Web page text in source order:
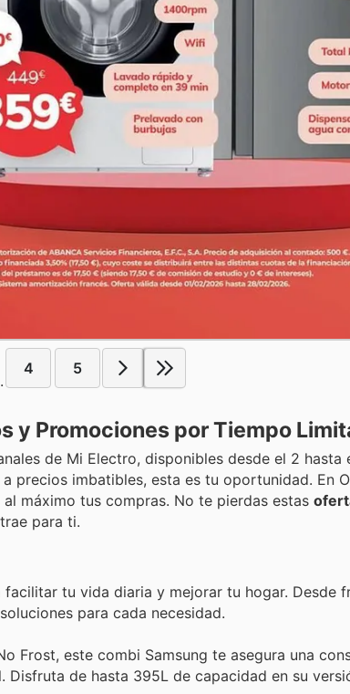
4 5
y Promociones por Tiempo
de Mi Electro, disponibles desde el 2 hasta
precios imbatibles, esta es tu oportunidad. En
máximo tus compras. No te pierdas estas
para ti.
tu vida diaria y mejorar tu hogar. Desde
para cada necesidad.
Frost, este combi Samsung te asegura una
de hasta 395L de capacidad en su